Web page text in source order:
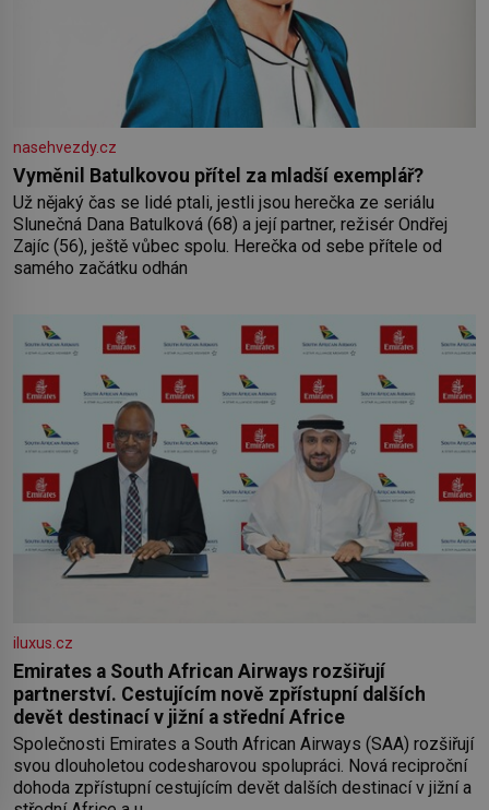
nasehvezdy.cz
Vyměnil Batulkovou přítel za mladší exemplář?
Už nějaký čas se lidé ptali, jestli jsou herečka ze seriálu
Slunečná Dana Batulková (68) a její partner, režisér Ondřej
Zajíc (56), ještě vůbec spolu. Herečka od sebe přítele od
samého začátku odhán
iluxus.cz
Emirates a South African Airways rozšiřují
partnerství. Cestujícím nově zpřístupní dalších
devět destinací v jižní a střední Africe
Společnosti Emirates a South African Airways (SAA) rozšiřují
svou dlouholetou codesharovou spolupráci. Nová reciproční
dohoda zpřístupní cestujícím devět dalších destinací v jižní a